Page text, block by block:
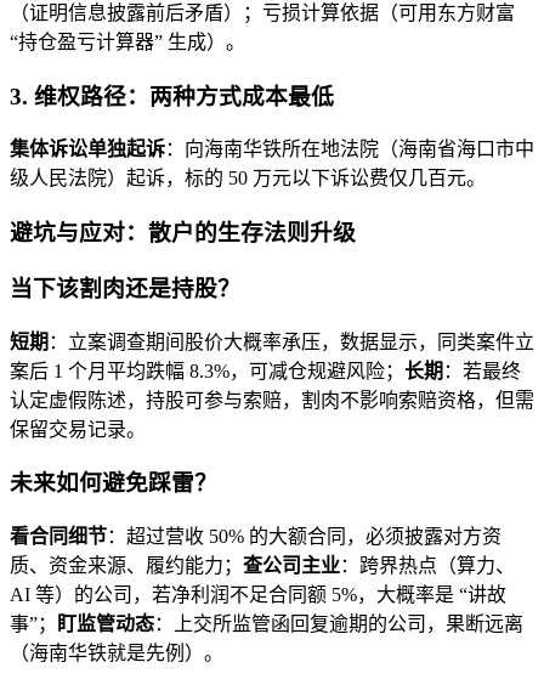
（证明信息披露前后矛盾）；亏损计算依据（可用东方财富
“持仓盈亏计算器” 生成）。
3. 维权路径：两种方式成本最低
集体诉讼单独起诉：向海南华铁所在地法院（海南省海口市中
级人民法院）起诉，标的 50 万元以下诉讼费仅几百元。
避坑与应对：散户的生存法则升级
当下该割肉还是持股？
短期 ：立案调查期间股价大概率承压，数据显示，同类案件立
案后 1 个月平均跌幅 8.3%，可减仓规避风险； 长期 ：若最终
认定虚假陈述，持股可参与索赔，割肉不影响索赔资格，但需
保留交易记录。
未来如何避免踩雷？
看合同细节：超过营收 50% 的大额合同，必须披露对方资
质、资金来源、履约能力； 查公司主业：跨界热点（算力、
AI 等）的公司，若净利润不足合同额 5%，大概率是 “讲故
事”；
盯监管动态：上交所监管函回复逾期的公司，果断远离
（海南华铁就是先例）。